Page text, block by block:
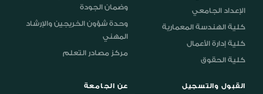
الإعداد الجامعي
كلية الهندسة المعمارية
كلية إدارة الأعمال
كلية الحقوق
وضمان الجودة
وحدة شؤون الخريجين والإرشاد
المهني
مركز مصادر التعلم
القبول والتسجيل عن الجامعة